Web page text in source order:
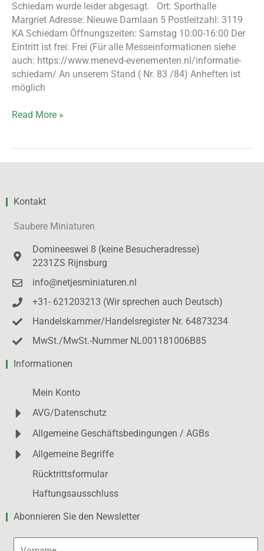
Schiedam wurde leider abgesagt. Ort: Sporthalle
Margriet Adresse: Nieuwe Damlaan 5 Postleitzahl: 3119
KA Schiedam Öffnungszeiten: Samstag 10:00-16:00 Der
Eintritt ist frei: Frei (Für alle Messeinformationen siehe
auch: https://www.menevd-evenementen.nl/informatie-
schiedam/ An unserem Stand ( Nr. 83 /84) Anheften ist
möglich
Read More »
Kontakt
Saubere Miniaturen
Domineeswei 8 (keine Besucheradresse)
2231ZS Rijnsburg
info@netjesminiaturen.nl
+31- 621203213 (Wir sprechen auch Deutsch)
Handelskammer/Handelsregister Nr. 64873234
MwSt./MwSt.-Nummer NL001181006B85
Informationen
Mein Konto
AVG/Datenschutz
Allgemeine Geschäftsbedingungen / AGBs
Allgemeine Begriffe
Rücktrittsformular
Haftungsausschluss
Abonnieren Sie den Newsletter